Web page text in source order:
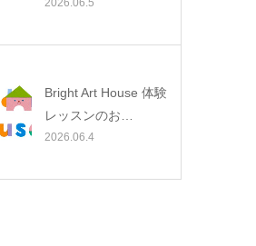
Bright Art House 体験
レッスンのお…
2026.06.4